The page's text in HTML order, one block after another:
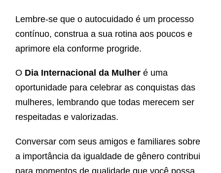
Lembre-se que o autocuidado é um processo
contínuo, construa a sua rotina aos poucos e
aprimore ela conforme progride.
O Dia Internacional da Mulher é uma
oportunidade para celebrar as conquistas das
mulheres, lembrando que todas merecem ser
respeitadas e valorizadas.
Conversar com seus amigos e familiares sobre
a importância da igualdade de gênero contribui